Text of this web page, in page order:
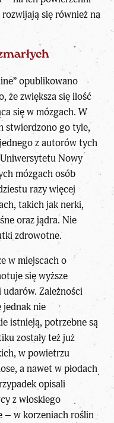
się również na
opublikowano
że zwiększa się ilość
się w mózgach. W
stwierdzono go tyle,
jednego z autorów tych
Nowy
mózgach osób
razy więcej
takich jak nerki,
oraz jądra. Nie
zdrowotne.
w miejscach o
się wyższe
Zależności
jednak nie
istnieją, potrzebne są
zostały też już
w powietrzu
a nawet w płodach
opisali
z włoskiego
– w korzeniach roślin